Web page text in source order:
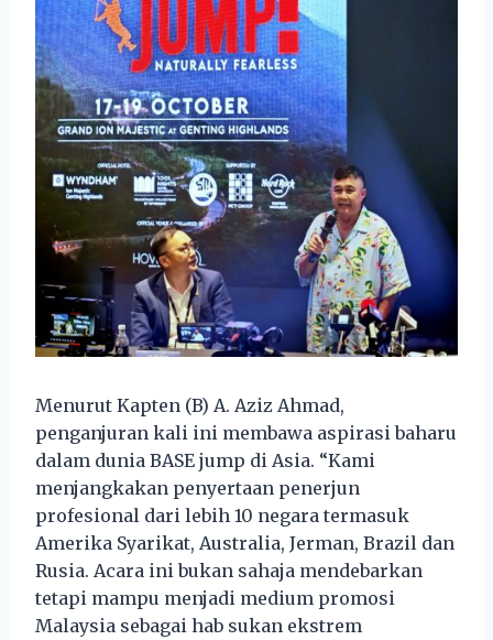
Menurut Kapten (B) A. Aziz Ahmad,
penganjuran kali ini membawa aspirasi baharu
dalam dunia BASE jump di Asia. “Kami
menjangkakan penyertaan penerjun
profesional dari lebih 10 negara termasuk
Amerika Syarikat, Australia, Jerman, Brazil dan
Rusia. Acara ini bukan sahaja mendebarkan
tetapi mampu menjadi medium promosi
Malaysia sebagai hab sukan ekstrem